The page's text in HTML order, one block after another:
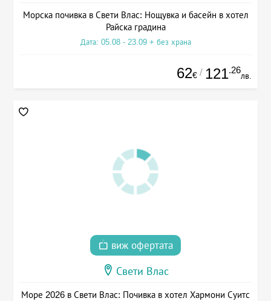
Морска почивка в Свети Влас: Нощувка и басейн в хотел
Райска градина
Дата: 05.08 - 23.09 + без храна
62€ / 121.26
лв.
виж офертата
Свети Влас
Море 2026 в Свети Влас: Почивка в хотел Хармони Суитс